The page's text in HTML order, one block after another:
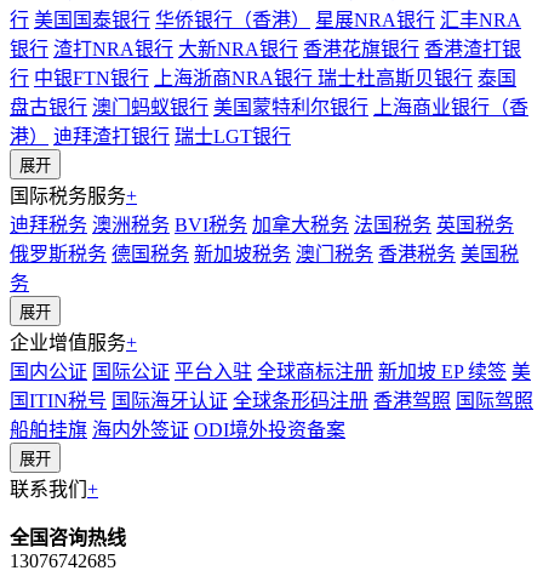
行 美国国泰银行 华侨银行（香港） 星展NRA银行 汇丰NRA
银行 渣打NRA银行 大新NRA银行 香港花旗银行 香港渣打银
行 中银FTN银行 上海浙商NRA银行 瑞士杜高斯贝银行 泰国
盘古银行 澳门蚂蚁银行 美国蒙特利尔银行
上海商业银行（香
港）
迪拜渣打银行 瑞士LGT银行
展开
国际税务服务+
迪拜税务 澳洲税务 BVI税务 加拿大税务 法国税务 英国税务
俄罗斯税务 德国税务 新加坡税务 澳门税务 香港税务 美国税
务
展开
企业增值服务+
国内公证 国际公证 平台入驻 全球商标注册 新加坡 EP 续签 美
国ITIN税号 国际海牙认证 全球条形码注册 香港驾照 国际驾照
船舶挂旗 海内外签证 ODI境外投资备案
展开
联系我们 +
全国咨询热线
13076742685